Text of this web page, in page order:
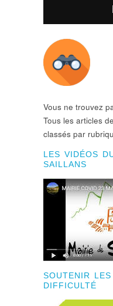
Vous ne trouvez
Tous les articles
classés par
LES VIDÉOS
SAILLANS
SOUTENIR
DIFFICULTÉ